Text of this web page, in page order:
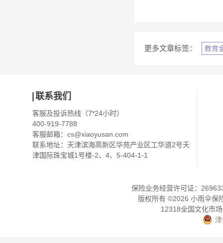
更多文章标签： 教育
联系我们
客服及投诉热线（7*24小时）
400-919-7788
客服邮箱： cs@xiaoyusan.com
联系地址：天津滨海高新区华苑产业区工华道2号天
津国际珠宝城1号楼-2、4、5-404-1-1
保险业务经营许可证：
版权所有 ©2026 小雨伞保
12318全国文化市